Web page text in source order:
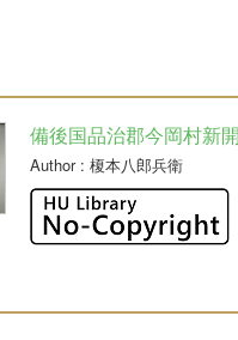
備後国品治郡今岡村新
Author: 榎本八郎兵衛